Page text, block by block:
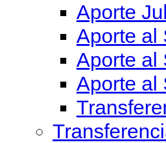
Aporte
Aporte al
Aporte al
Aporte al